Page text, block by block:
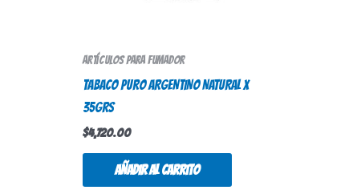
Artículos para fumador
TABACO PURO ARGENTINO NATURAL X
35Grs
$4,720.00
Añadir al carrito